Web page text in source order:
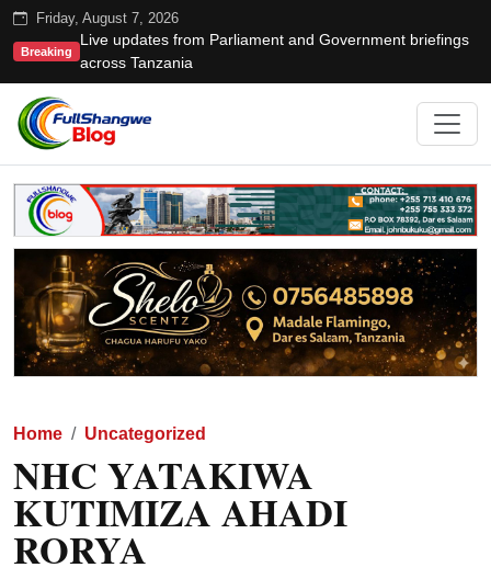
Friday, August 7, 2026
Breaking
Live updates from Parliament and Government briefings
across Tanzania
Home Uncategorized
NHC YATAKIWA
KUTIMIZA AHADI
RORYA